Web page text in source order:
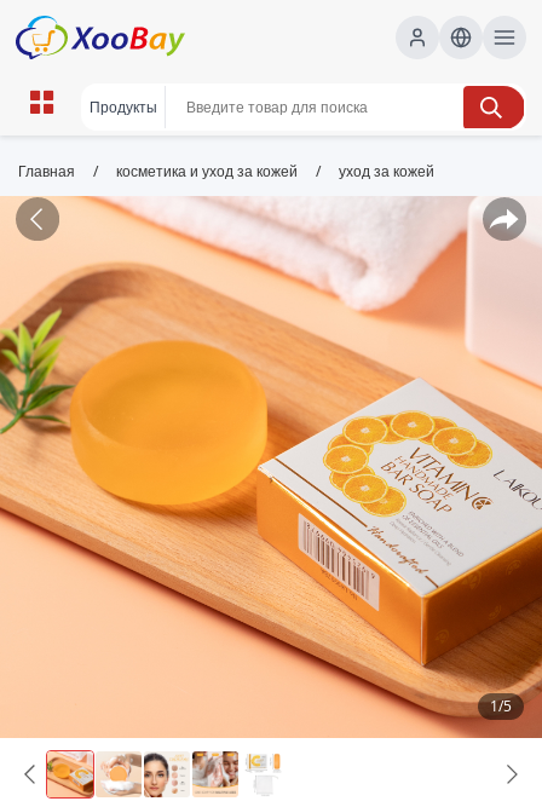
Главная / косметика и уход за кожей / уход за кожей
1/5